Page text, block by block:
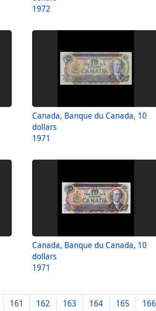
1972
Canada, Banque du Canada, 10
dollars
1971
Canada, Banque du Canada, 10
dollars
1971
161 162 163 164 165 166